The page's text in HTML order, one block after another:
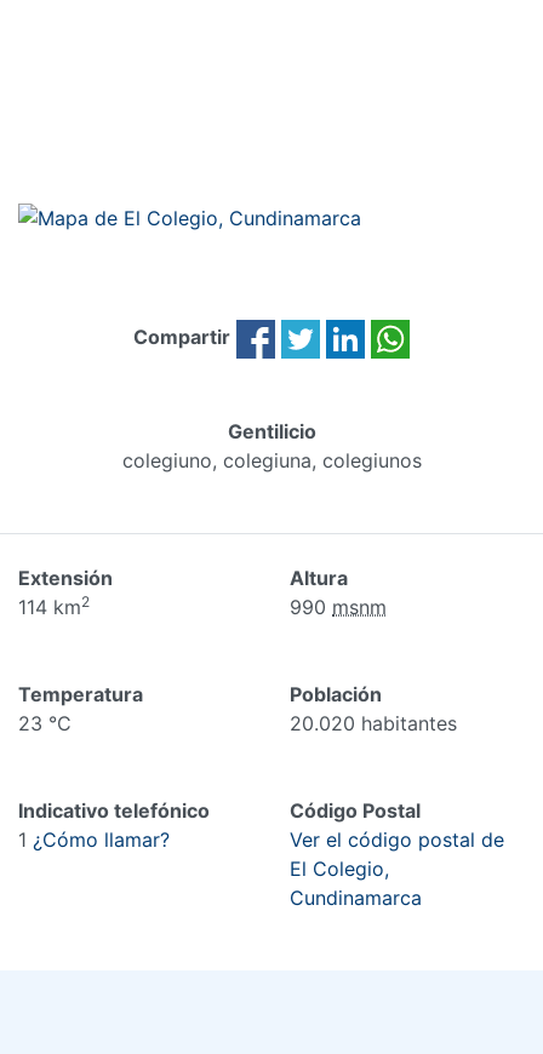
Compartir
Gentilicio
colegiuno, colegiuna, colegiunos
Extensión
114 km2
Altura
990 msnm
Temperatura
23 °C
Población
20.020 habitantes
Indicativo telefónico
1 ¿Cómo llamar?
Código Postal
Ver el código postal de
El Colegio,
Cundinamarca